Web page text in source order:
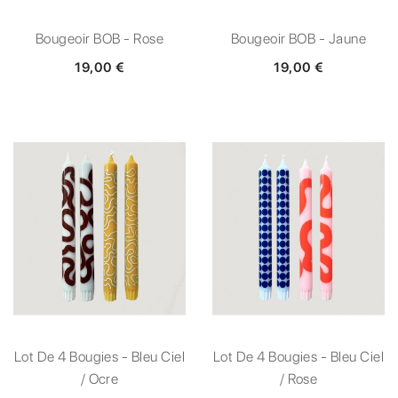
Bougeoir BOB - Rose
19,00 €
Bougeoir BOB - Jaune
19,00 €
Lot De 4 Bougies - Bleu Ciel
/ Ocre
Lot De 4 Bougies - Bleu Ciel
/ Rose